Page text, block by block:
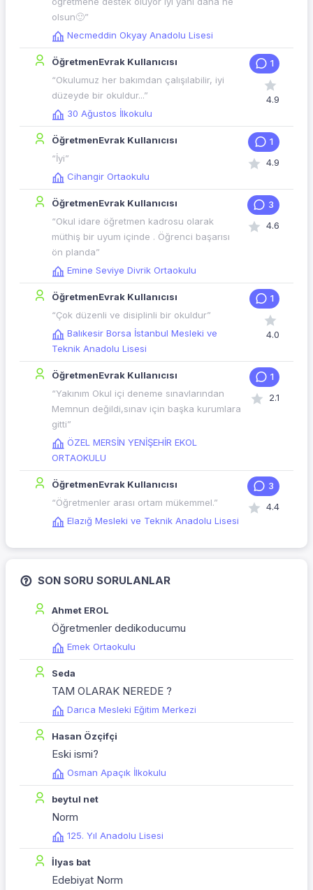
olsun🙂”
Necmeddin Okyay Anadolu Lisesi
ÖğretmenEvrak Kullanıcısı
“Okulumuz her bakımdan çalışılabilir, iyi
düzeyde bir okuldur...”
30 Ağustos İlkokulu
1
4.9
ÖğretmenEvrak Kullanıcısı
“İyi”
Cihangir Ortaokulu
1
4.9
ÖğretmenEvrak Kullanıcısı
“Okul idare öğretmen kadrosu olarak
müthiş bir uyum içinde . Öğrenci başarısı
ön planda”
Emine Seviye Divrik Ortaokulu
3
4.6
ÖğretmenEvrak Kullanıcısı
“Çok düzenli ve disiplinli bir okuldur”
Balıkesir Borsa İstanbul Mesleki ve
Teknik Anadolu Lisesi
1
4.0
ÖğretmenEvrak Kullanıcısı
“Yakınım Okul içi deneme sınavlarından
Memnun değildi,sınav için başka kurumlara
gitti”
ÖZEL MERSİN YENİŞEHİR EKOL
ORTAOKULU
1
2.1
ÖğretmenEvrak Kullanıcısı
“Öğretmenler arası ortam mükemmel.”
Elazığ Mesleki ve Teknik Anadolu Lisesi
3
4.4
SON SORU SORULANLAR
Ahmet EROL
Öğretmenler dedikoducumu
Emek Ortaokulu
Seda
TAM OLARAK NEREDE ?
Darıca Mesleki Eğitim Merkezi
Hasan Özçifçi
Eski ismi?
Osman Apaçık İlkokulu
beytul net
Norm
125. Yıl Anadolu Lisesi
İlyas bat
Edebiyat Norm